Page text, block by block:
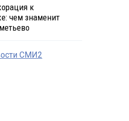
к
чем знаменит
СМИ2